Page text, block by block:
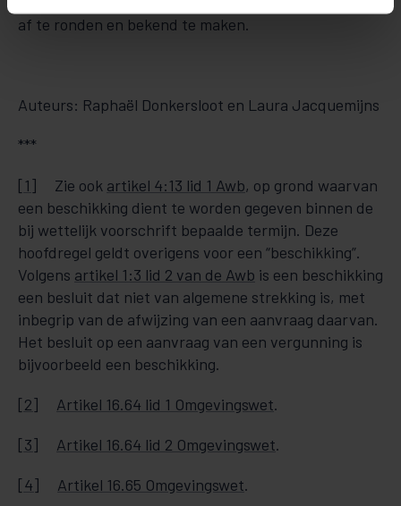
af te ronden en bekend te maken.
Auteurs: Raphaël Donkersloot en Laura Jacquemijns
***
[1] Zie ook artikel 4:13 lid 1 Awb, op grond waarvan
een beschikking dient te worden gegeven binnen de
bij wettelijk voorschrift bepaalde termijn. Deze
hoofdregel geldt overigens voor een “beschikking”.
Volgens artikel 1:3 lid 2 van de Awb is een beschikking
een besluit dat niet van algemene strekking is, met
inbegrip van de afwijzing van een aanvraag daarvan.
Het besluit op een aanvraag van een vergunning is
bijvoorbeeld een beschikking.
[2] Artikel 16.64 lid 1 Omgevingswet.
[3] Artikel 16.64 lid 2 Omgevingswet.
[4] Artikel 16.65 Omgevingswet.